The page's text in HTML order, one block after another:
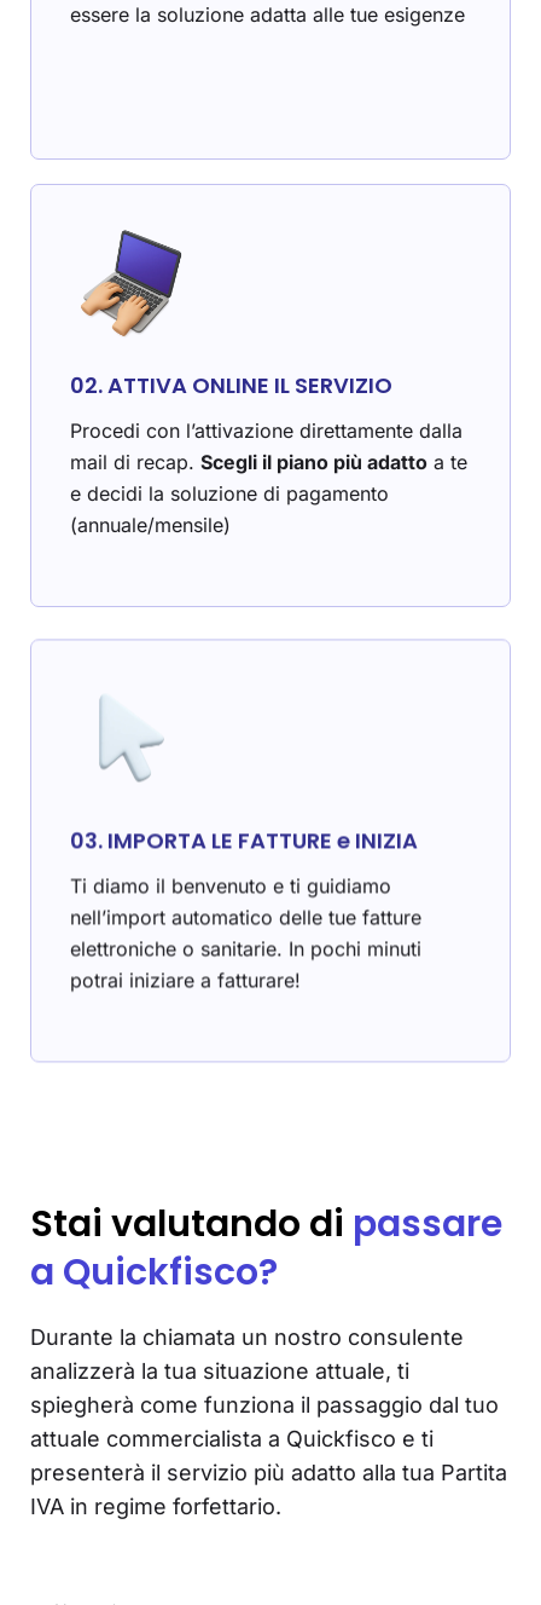
essere la soluzione adatta alle tue esigenze
02. ATTIVA ONLINE IL SERVIZIO
Procedi con l’attivazione direttamente dalla
mail di recap. Scegli il piano più adattoa te
e decidi la soluzione di pagamento
(annuale/mensile)
03. IMPORTA LE FATTURE e INIZIA
Ti diamo il benvenuto e ti guidiamo
nell’import automatico delle tue fatture
elettroniche o sanitarie. In pochi minuti
potrai iniziare a fatturare!
Stai valutando di passare
a Quickfisco?
Durante la chiamata un nostro consulente
analizzerà la tua situazione attuale, ti
spiegherà come funziona il passaggio dal tuo
attuale commercialista a Quickfisco e ti
presenterà il servizio più adatto alla tua Partita
IVA in regime forfettario.